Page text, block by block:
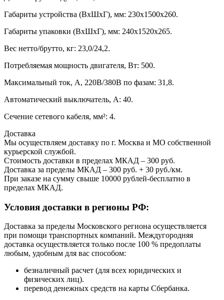
Габариты устройства (ВхШхГ), мм: 230х1500х260.
Габариты упаковки (ВхШхГ), мм: 240х1520х265.
Вес нетто/брутто, кг: 23,0/24,2.
Потребляемая мощность двигателя, Вт: 500.
Максимальный ток, А, 220В/380В по фазам: 31,8.
Автоматический выключатель, А: 40.
Сечение сетевого кабеля, мм²: 4.
Доставка
Мы осуществляем доставку по г. Москва и МО собственной
курьерской службой.
Стоимость доставки в пределах МКАД – 300 руб.
Доставка за пределы МКАД – 300 руб. + 30 руб./км.
При заказе на сумму свыше 10000 рублей-бесплатно в
пределах МКАД.
Условия доставки в регионы РФ:
Доставка за пределы Московского региона осуществляется
при помощи транспортных компаний. Междугородняя
доставка осуществляется только после 100 % предоплаты
любым, удобным для вас способом:
безналичный расчет (для всех юридических и
физических лиц).
перевод денежных средств на карты Сбербанка.